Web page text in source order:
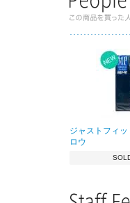
ジャストフィ
ロウ